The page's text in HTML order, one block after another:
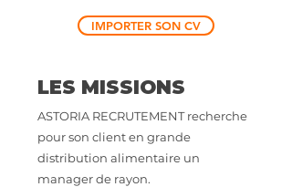
IMPORTER SON CV
LES MISSIONS
ASTORIA RECRUTEMENT recherche
pour son client en grande
distribution alimentaire un
manager de rayon.